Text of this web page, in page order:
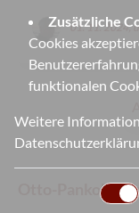
Zusätzliche
Cookies
funktionalen
Weitere
01. 11. 2024,
Otto-Pankok-